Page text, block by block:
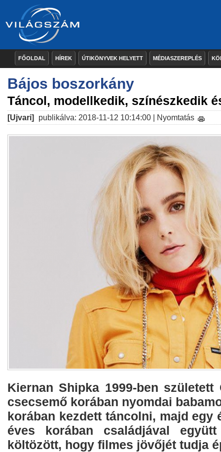
FŐOLDAL HÍREK ÚTIKÖNYVEK HELYETT MÉDIASZEREPLÉS
Bájos boszorkány
Táncol, modellkedik, színészkedik
[Ujvari] publikálva: 2018-11-12 10:14:00 | Nyomtatás
Kiernan Shipka 1999-ben született
csecsemő korában nyomdai
korában kezdett táncolni, majd egy
éves korában családjával
költözött, hogy filmes jövőjét tudja